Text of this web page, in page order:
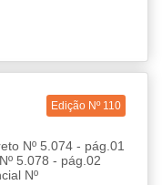
Edição Nº 110
Nº 5.074 - pág.01
5.078 - pág.02
Nº